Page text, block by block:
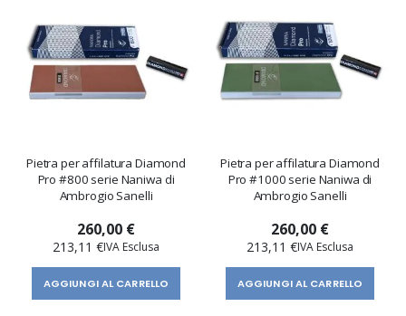
Pietra per affilatura Diamond
Pro #800 serie Naniwa di
Ambrogio Sanelli
260,00 €
213,11 €
AGGIUNGI AL CARRELLO
Pietra per affilatura Diamond
Pro #1000 serie Naniwa di
Ambrogio Sanelli
260,00 €
213,11 €
AGGIUNGI AL CARRELLO